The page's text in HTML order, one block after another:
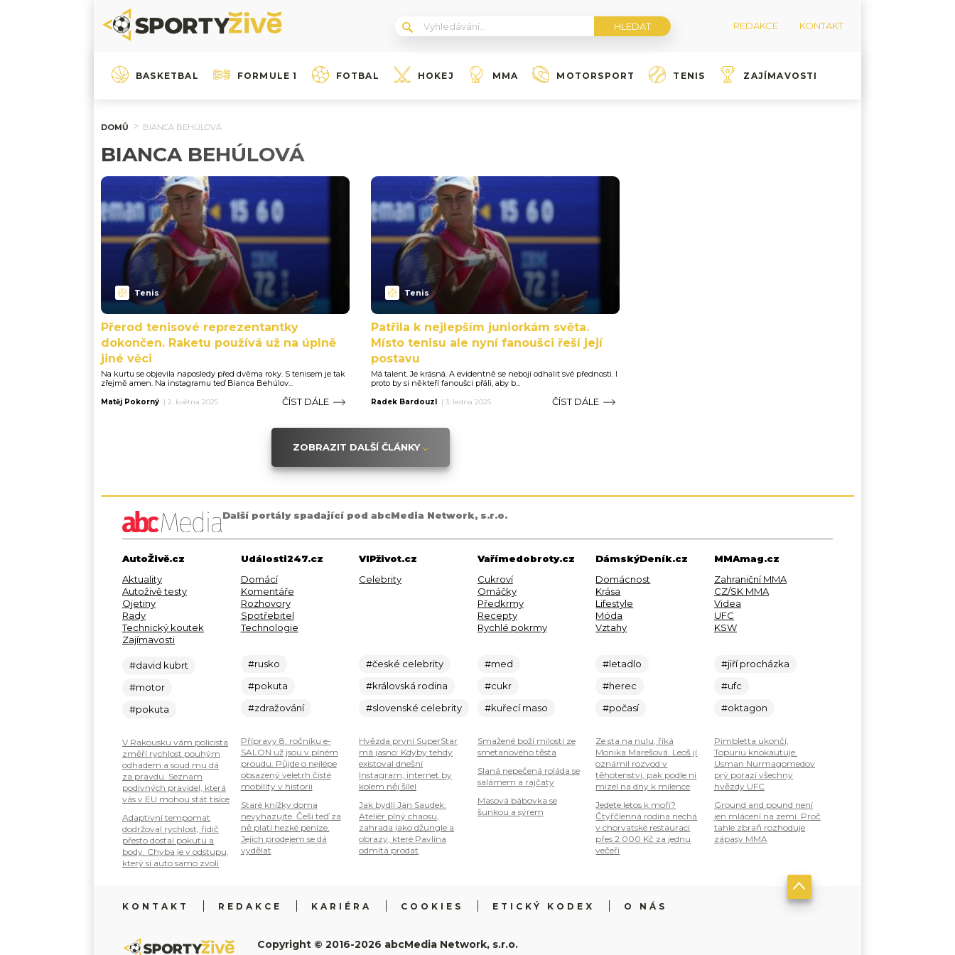
REDAKCE KONTAKT
BASKETBAL FORMULE 1 FOTBAL HOKEJ MMA MOTORSPORT TENIS ZAJÍMAVOSTI
DOMŮ BIANCA BEHÚLOVÁ
BIANCA BEHÚLOVÁ
Tenis
Přerod tenisové reprezentantky
dokončen. Raketu používá už na úplně
jiné věci
Na kurtu se objevila naposledy před dvěma roky. S tenisem je tak
zřejmě amen. Na instagramu teď Bianca Behúlov...
Matěj Pokorný | 2. května 2025 ČÍST DÁLE
Tenis
Patřila k nejlepším juniorkám světa.
Místo tenisu ale nyní fanoušci řeší její
postavu
Má talent. Je krásná. A evidentně se nebojí odhalit své přednosti. I
proto by si někteří fanoušci přáli, aby b...
Radek Bardouzl | 3. ledna 2025 ČÍST DÁLE
ZOBRAZIT DALŠÍ ČLÁNKY
Další portály spadající pod abcMedia Network, s.r.o.
AutoŽivě.cz
Aktuality
Autoživě testy
Ojetiny
Rady
Technický koutek
Zajímavosti
#david kubrt
#motor
#pokuta
V Rakousku vám policista
změří rychlost pouhým
odhadem a soud mu dá
za pravdu. Seznam
podivných pravidel, která
vás v EU mohou stát tisíce
Adaptivní tempomat
dodržoval rychlost, řidič
přesto dostal pokutu a
body. Chyba je v odstupu,
který si auto samo zvolí
Události247.cz
Domácí
Komentáře
Rozhovory
Spotřebitel
Technologie
#rusko
#pokuta
#zdražování
Přípravy 8. ročníku e-
SALON už jsou v plném
proudu. Půjde o nejlépe
obsazený veletrh čisté
mobility v historii
Staré knížky doma
nevyhazujte. Češi teď za
ně platí hezké peníze.
Jejich prodejem se dá
vydělat
VIPživot.cz
Celebrity
#české celebrity
#královská rodina
#slovenské celebrity
Hvězda první SuperStar
má jasno: Kdyby tehdy
existoval dnešní
Instagram, internet by
kolem něj šílel
Jak bydlí Jan Saudek:
Ateliér plný chaosu,
zahrada jako džungle a
obrazy, které Pavlína
odmítá prodat
Vařímedobroty.cz
Cukroví
Omáčky
Předkrmy
Recepty
Rychlé pokrmy
#med
#cukr
#kuřecí maso
Smažené boží milosti ze
smetanového těsta
Slaná nepečená roláda se
salámem a rajčaty
Masová bábovka se
šunkou a sýrem
DámskýDeník.cz
Domácnost
Krása
Lifestyle
Móda
Vztahy
#letadlo
#herec
#počasí
Ze sta na nulu, říká
Monika Marešová. Leoš jí
oznámil rozvod v
těhotenství, pak podle ní
mizel na dny k milence
Jedete letos k moři?
Čtyřčlenná rodina nechá
v chorvatské restauraci
přes 2 000 Kč za jednu
večeři
MMAmag.cz
Zahraniční MMA
CZ/SK MMA
Videa
UFC
KSW
#jiří procházka
#ufc
#oktagon
Pimbletta ukončí,
Topuriu knokautuje.
Usman Nurmagomedov
prý porazí všechny
hvězdy UFC
Ground and pound není
jen mlácení na zemi. Proč
tahle zbraň rozhoduje
zápasy MMA
KONTAKT REDAKCE KARIÉRA COOKIES ETICKÝ KODEX O NÁS
Copyright © 2016-2026 abcMedia Network, s.r.o.